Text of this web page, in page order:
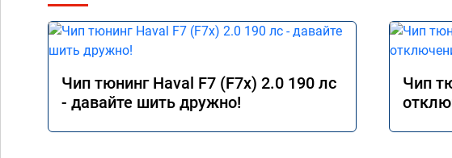
Чип тюнинг Haval F7 (F7x) 2.0 190 лс
- давайте шить дружно!
Чип